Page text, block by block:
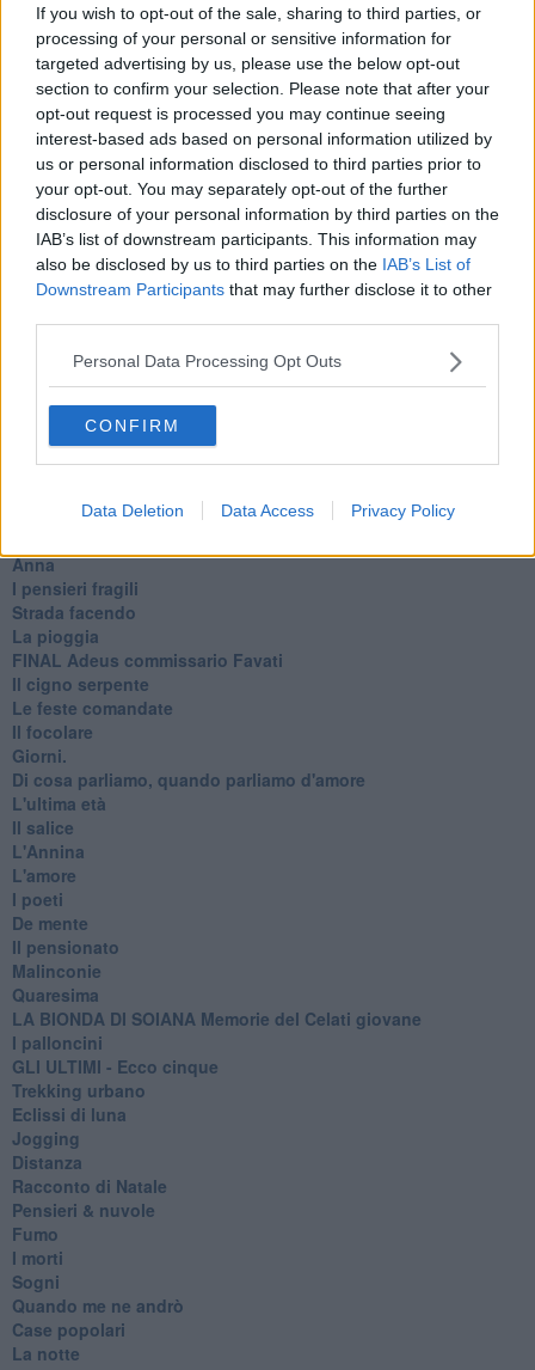
If you wish to opt-out of the sale, sharing to third parties, or
processing of your personal or sensitive information for
targeted advertising by us, please use the below opt-out
section to confirm your selection. Please note that after your
opt-out request is processed you may continue seeing
interest-based ads based on personal information utilized by
us or personal information disclosed to third parties prior to
your opt-out. You may separately opt-out of the further
disclosure of your personal information by third parties on the
IAB’s list of downstream participants. This information may
also be disclosed by us to third parties on the IAB’s List of
Downstream Participants that may further disclose it to other
Personal Data Processing Opt Outs
CONFIRM
Data Deletion Data Access Privacy Policy
Lo sgombero
Erodoto e Tucidide
Il padre della storia
Pensieri brevi
L'evoluzione della specie
Il servizio
Riflessioni
L'Oscuro
Generazioni
Cristobal
Il paese dei balocchi
Ciò che resta
La balena
Vittorio
Il mago, la pera e il Bar la Posta
Elogio dell'ombra
Pensieri
Mono logo
Anna
I pensieri fragili
Strada facendo
La pioggia
FINAL Adeus commissario Favati
Il cigno serpente
Le feste comandate
Il focolare
Giorni.
Di cosa parliamo, quando parliamo d'amore
L'ultima età
Il salice
L'Annina
L'amore
I poeti
De mente
Il pensionato
Malinconie
Quaresima
LA BIONDA DI SOIANA Memorie del Celati giovane
I palloncini
GLI ULTIMI - Ecco cinque
Trekking urbano
Eclissi di luna
Jogging
Distanza
Racconto di Natale
Pensieri & nuvole
Fumo
I morti
Sogni
Quando me ne andrò
Case popolari
La notte